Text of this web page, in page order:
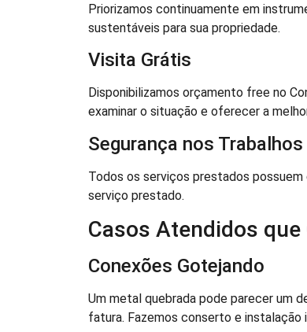
Priorizamos continuamente em
sustentáveis para sua propriedade.
Visita Grátis
Disponibilizamos orçamento free no
examinar o situação e oferecer a
Segurança nos Trabalhos
Todos os serviços prestados
serviço prestado.
Casos Atendidos
Conexões Gotejando
Um metal quebrada pode parecer um
fatura. Fazemos conserto e instalação